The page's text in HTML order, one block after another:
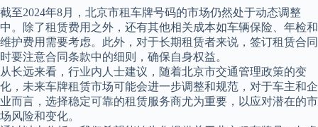
截至2024年8月，北京市租车牌号码的市场仍然处于动态调整
中。除了租赁费用之外，还有其他相关成本如车辆保险、年检和
维护费用需要考虑。此外，对于长期租赁者来说，签订租赁合同
时要注意合同条款中的细则，确保自身权益。
从长远来看，行业内人士建议，随着北京市交通管理政策的变
化，未来车牌租赁市场可能会进一步调整和规范，对于车主和企
业而言，选择稳定可靠的租赁服务商尤为重要，以应对潜在的市
场风险和变化。